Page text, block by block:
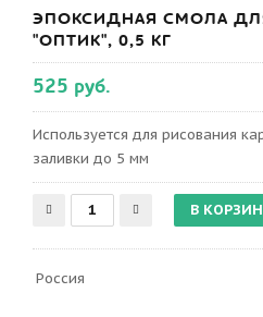
ЭПОКСИДНАЯ СМОЛА
"ОПТИК", 0,5 КГ
525 руб.
Используется для рисования
заливки до 5 мм
Россия